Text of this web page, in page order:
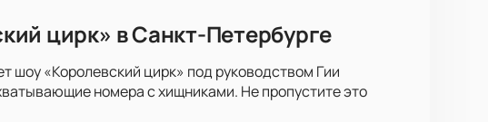
цирк» в Санкт-Петербурге
шоу «Королевский цирк» под руководством Гии
номера с хищниками. Не пропустите это